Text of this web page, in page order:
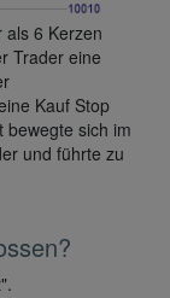
als 6 Kerzen
Trader eine
Kauf Stop
bewegte sich im
und führte zu